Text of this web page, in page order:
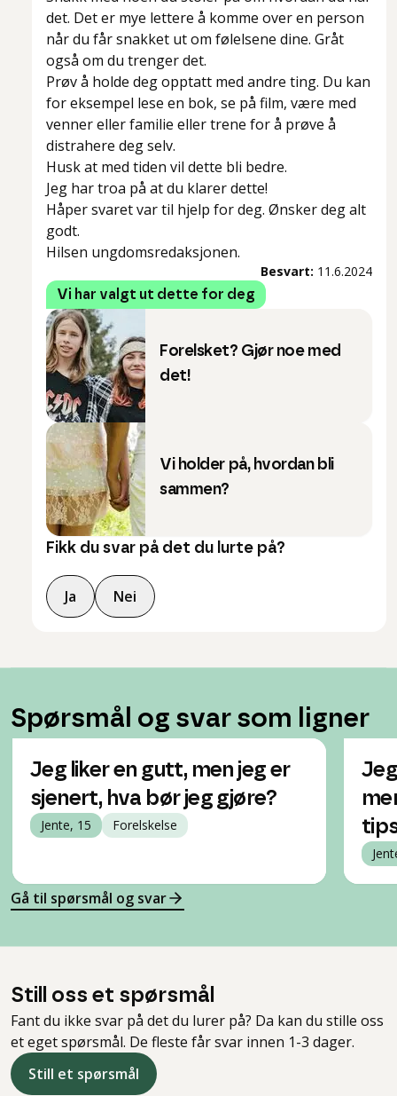
det. Det er mye lettere å komme over en person
når du får snakket ut om følelsene dine. Gråt
også om du trenger det.
Prøv å holde deg opptatt med andre ting. Du kan
for eksempel lese en bok, se på film, være med
venner eller familie eller trene for å prøve å
distrahere deg selv.
Husk at med tiden vil dette bli bedre.
Jeg har troa på at du klarer dette!
Håper svaret var til hjelp for deg. Ønsker deg alt
godt.
Hilsen ungdomsredaksjonen.
Besvart: 11.6.2024
Vi har valgt ut dette for deg
Forelsket? Gjør noe med
det!
Vi holder på, hvordan bli
sammen?
Fikk du svar på det du lurte på?
Ja Nei
Spørsmål og svar som ligner
Jeg liker en gutt, men jeg er
sjenert, hva bør jeg gjøre?
Jente, 15 Forelskelse
Gå til spørsmål og svar
Still oss et spørsmål
Fant du ikke svar på det du lurer på? Da kan du stille oss
et eget spørsmål. De fleste får svar innen 1-3 dager.
Still et spørsmål